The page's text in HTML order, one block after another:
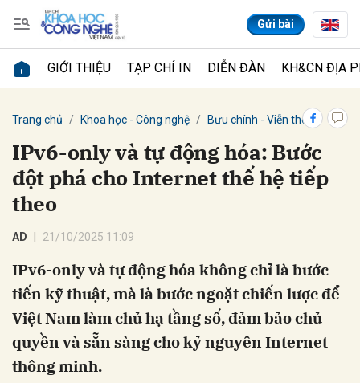
Gửi bài
GIỚI THIỆU TẠP CHÍ IN DIỄN ĐÀN KH&CN ĐỊA
Trang chủ Khoa học - Công nghệ Bưu chính - Viễn thông
IPv6-only và tự động hóa: Bước
đột phá cho Internet thế hệ tiếp
theo
AD 21/10/2025 11:09
IPv6-only và tự động hóa không chỉ là bước
tiến kỹ thuật, mà là bước ngoặt chiến lược để
Việt Nam làm chủ hạ tầng số, đảm bảo chủ
quyền và sẵn sàng cho kỷ nguyên Internet
thông minh.
Gửi bình luận
Hủy Gửi